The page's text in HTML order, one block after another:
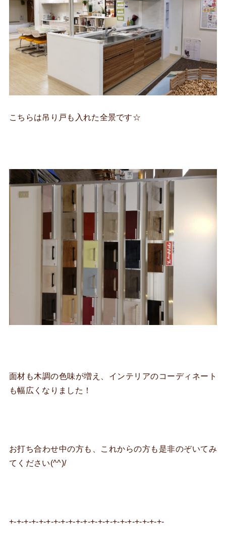
こちらは吊り戸も入れた全景です☆
面材も木調の色味が増え、インテリアのコーディネート
も幅広くなりました！
お打ち合わせ中の方も、これからの方も是非のぞいてみ
てください(^^)/
+-+-+-+-+-+-+-+-+-+-+-+-+-+-+-+-+-+-+-+-+-